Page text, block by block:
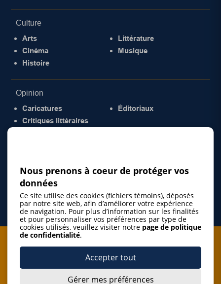
Culture
Arts
Cinéma
Histoire
Littérature
Musique
Opinion
Caricatures
Critiques littéraires
Éditoriaux
Je m'abonne à l'infolettre
Nous prenons à coeur de protéger vos
données
Ce site utilise des cookies (fichiers témoins), déposés
par notre site web, afin d’améliorer votre expérience
de navigation. Pour plus d’information sur les finalités
et pour personnaliser vos préférences par type de
cookies utilisés, veuillez visiter notre page de politique
de confidentialité.
Accepter tout
Gérer mes préférences